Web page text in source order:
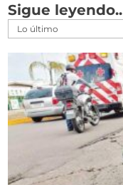
Sigue leyendo..